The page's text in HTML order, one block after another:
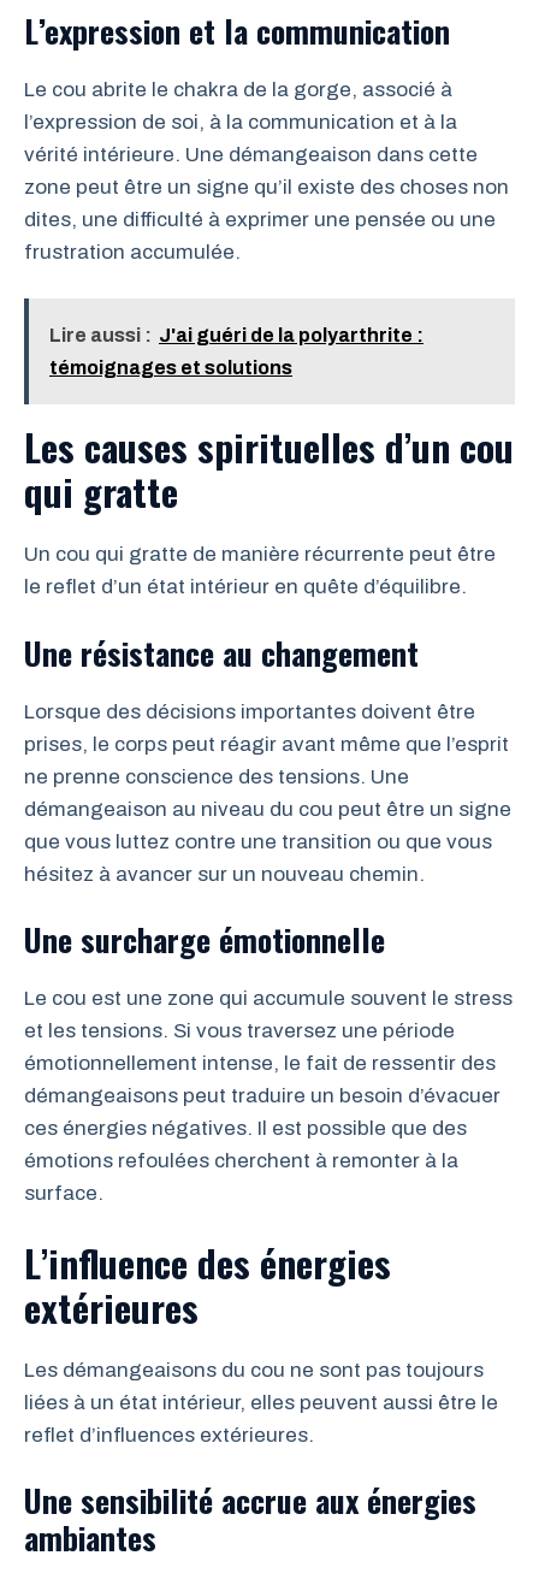
L’expression et la communication
Le cou abrite le chakra de la gorge, associé à
l’expression de soi, à la communication et à la
vérité intérieure. Une démangeaison dans cette
zone peut être un signe qu’il existe des choses non
dites, une difficulté à exprimer une pensée ou une
frustration accumulée.
Lire aussi : J'ai guéri de la polyarthrite :
témoignages et solutions
Les causes spirituelles d’un cou
qui gratte
Un cou qui gratte de manière récurrente peut être
le reflet d’un état intérieur en quête d’équilibre.
Une résistance au changement
Lorsque des décisions importantes doivent être
prises, le corps peut réagir avant même que l’esprit
ne prenne conscience des tensions. Une
démangeaison au niveau du cou peut être un signe
que vous luttez contre une transition ou que vous
hésitez à avancer sur un nouveau chemin.
Une surcharge émotionnelle
Le cou est une zone qui accumule souvent le stress
et les tensions. Si vous traversez une période
émotionnellement intense, le fait de ressentir des
démangeaisons peut traduire un besoin d’évacuer
ces énergies négatives. Il est possible que des
émotions refoulées cherchent à remonter à la
surface.
L’influence des énergies
extérieures
Les démangeaisons du cou ne sont pas toujours
liées à un état intérieur, elles peuvent aussi être le
reflet d’influences extérieures.
Une sensibilité accrue aux énergies
ambiantes